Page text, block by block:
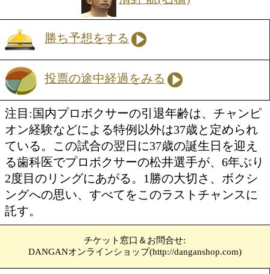
小林 政裕(新日大宮)
勝ち予想をする
投票の途中経過をみる
フェザー級4回戦
デビュー戦
安川 隆浩(宮田)
デビュー戦
小澤 貴裕(小熊)